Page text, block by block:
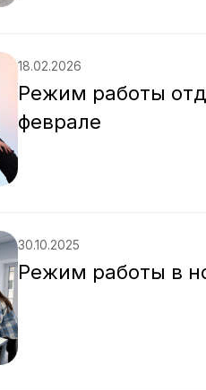
18.02.2026
Режим работы
феврале
30.10.2025
Режим работы в